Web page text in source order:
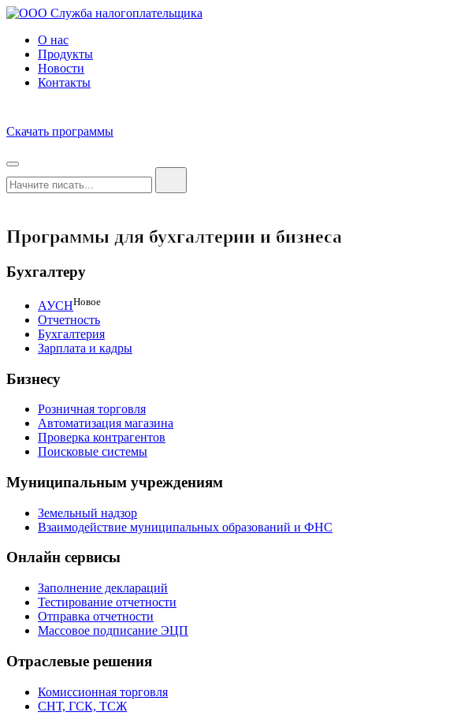
О нас
Продукты
Новости
Контакты
Скачать программы
Программы для бухгалтерии и бизнеса
Бухгалтеру
АУСННовое
Отчетность
Бухгалтерия
Зарплата и кадры
Бизнесу
Розничная торговля
Автоматизация магазина
Проверка контрагентов
Поисковые системы
Муниципальным учреждениям
Земельный надзор
Взаимодействие муниципальных образований и ФНС
Онлайн сервисы
Заполнение деклараций
Тестирование отчетности
Отправка отчетности
Массовое подписание ЭЦП
Отраслевые решения
Комиссионная торговля
СНТ, ГСК, ТСЖ